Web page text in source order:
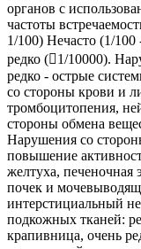
органов с
частоты
1/100) Нечасто (1/
редко (1/10000).
редко - острые
со стороны крови и
тромбоцитопения,
стороны обмена
Нарушения со
повышение
желтуха,
почек и
интерстициальный
подкожных тканей:
крапивница, очень